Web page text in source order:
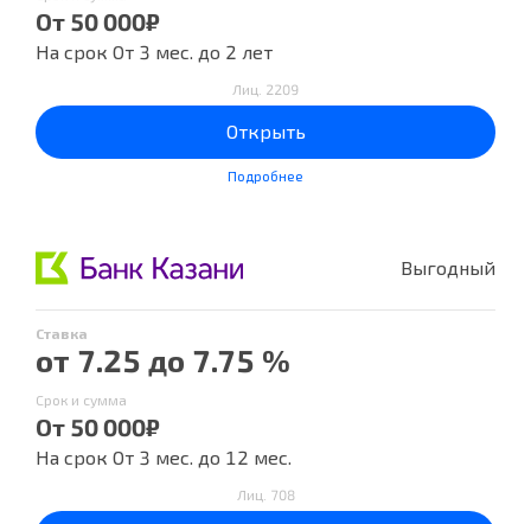
От 50 000₽
На срок От 3 мес. до 2 лет
Лиц. 2209
Открыть
Подробнее
Выгодный
Ставка
от 7.25 до 7.75 %
Срок и сумма
От 50 000₽
На срок От 3 мес. до 12 мес.
Лиц. 708